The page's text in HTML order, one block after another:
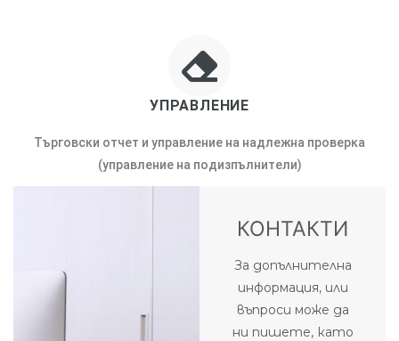
УПРАВЛЕНИЕ
Търговски отчет и управление на надлежна проверка
(управление на подизпълнители)
КОНТАКТИ
За допълнителна
информация, или
въпроси може да
ни пишете, като